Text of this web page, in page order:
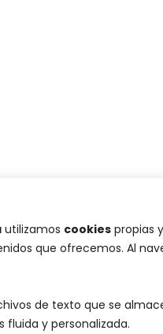
utilizamos cookies propias
que ofrecemos. Al
de texto que se
y personalizada.